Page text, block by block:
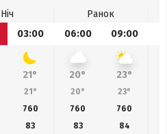
Ніч
Ранок
03:00 06:00 09:00
21° 20° 23°
21° 20° 23°
760 760 760
83 83 84